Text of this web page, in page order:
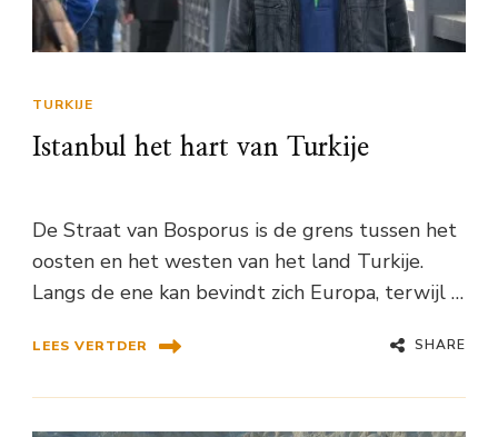
TURKIJE
Istanbul het hart van Turkije
De Straat van Bosporus is de grens tussen het
oosten en het westen van het land Turkije.
Langs de ene kan bevindt zich Europa, terwijl …
LEES VERTDER SHARE